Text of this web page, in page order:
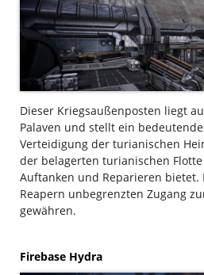
Dieser Kriegsaußenposten liegt
Palaven und stellt ein
Verteidigung der turianischen
der belagerten turianischen
Auftanken und Reparieren bietet.
Reapern unbegrenzten Zugang
gewähren.
Firebase Hydra